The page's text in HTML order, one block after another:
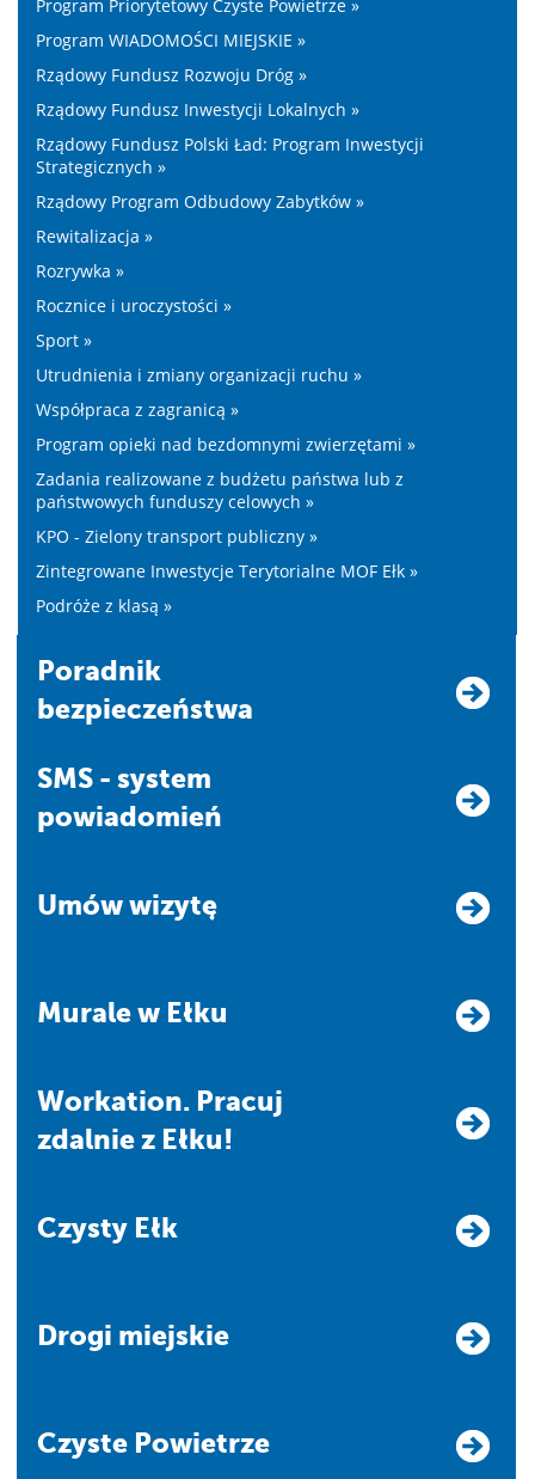
Program Priorytetowy Czyste Powietrze »
Program WIADOMOŚCI MIEJSKIE »
Rządowy Fundusz Rozwoju Dróg »
Rządowy Fundusz Inwestycji Lokalnych »
Rządowy Fundusz Polski Ład: Program Inwestycji
Strategicznych »
Rządowy Program Odbudowy Zabytków »
Rewitalizacja »
Rozrywka »
Rocznice i uroczystości »
Sport »
Utrudnienia i zmiany organizacji ruchu »
Współpraca z zagranicą »
Program opieki nad bezdomnymi zwierzętami »
Zadania realizowane z budżetu państwa lub z
państwowych funduszy celowych »
KPO - Zielony transport publiczny »
Zintegrowane Inwestycje Terytorialne MOF Ełk »
Podróże z klasą »
Poradnik
bezpieczeństwa
SMS - system
powiadomień
Umów wizytę
Murale w Ełku
Workation. Pracuj
zdalnie z Ełku!
Czysty Ełk
Drogi miejskie
Czyste Powietrze